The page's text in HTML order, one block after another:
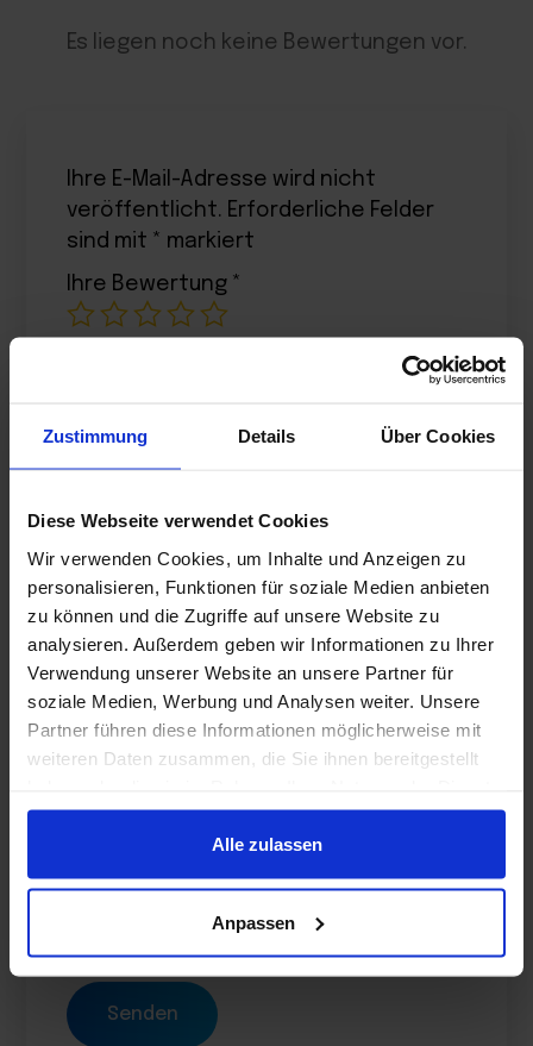
Zustimmung Details Über Cookies
Diese Webseite verwendet Cookies
Wir verwenden Cookies, um Inhalte und Anzeigen zu
personalisieren, Funktionen für soziale Medien anbieten
zu können und die Zugriffe auf unsere Website zu
analysieren. Außerdem geben wir Informationen zu Ihrer
Verwendung unserer Website an unsere Partner für
soziale Medien, Werbung und Analysen weiter. Unsere
Partner führen diese Informationen möglicherweise mit
weiteren Daten zusammen, die Sie ihnen bereitgestellt
gesammelt haben.
Alle zulassen
Anpassen
Es liegen noch keine Bewertungen vor.
Ihre E-Mail-Adresse wird nicht
veröffentlicht. Erforderliche Felder
sind mit * markiert
Ihre Bewertung *
AB ODER KLICKEN SIE HIER.
Begrenzung: 10 Dateien
Name*
meine E-Mail-Adresse und meine
Website in diesem Browser für die
nächste Kommentierung.